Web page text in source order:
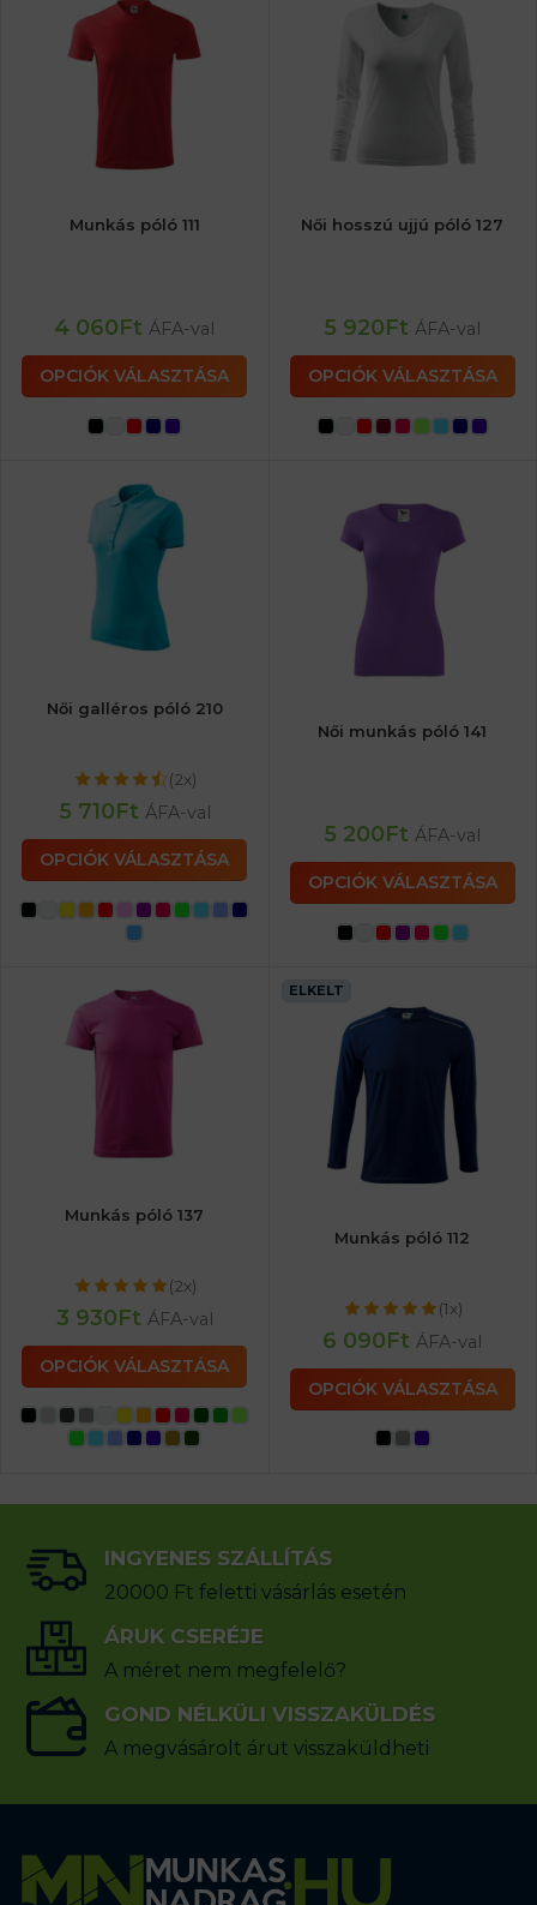
Munkás póló 111
4 060Ft ÁFA-val
OPCIÓK VÁLASZTÁSA
Női hosszú ujjú póló 127
5 920Ft ÁFA-val
OPCIÓK VÁLASZTÁSA
Női galléros póló 210
(2x)
5 710Ft ÁFA-val
OPCIÓK VÁLASZTÁSA
Női munkás póló 141
5 200Ft ÁFA-val
OPCIÓK VÁLASZTÁSA
Munkás póló 137
(2x)
3 930Ft ÁFA-val
OPCIÓK VÁLASZTÁSA
ELKELT
Munkás póló 112
(1x)
6 090Ft ÁFA-val
OPCIÓK VÁLASZTÁSA
INGYENES SZÁLLÍTÁS
20000 Ft feletti vásárlás esetén
ÁRUK CSERÉJE
A méret nem megfelelő?
GOND NÉLKÜLI VISSZAKÜLDÉS
A megvásárolt árut visszaküldheti